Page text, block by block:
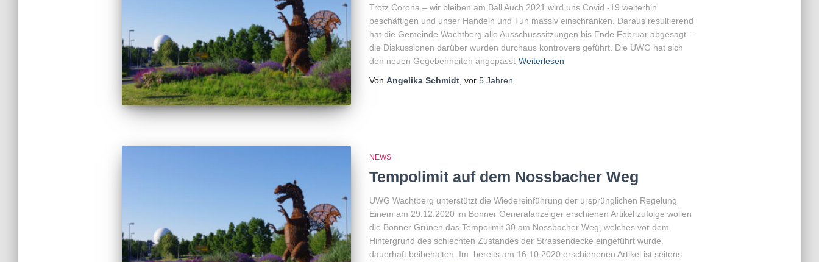
Trotz Corona – wir bleiben am Ball Auch 2021 wird uns Covid -19 weiterhin
beschäftigen und unser Handeln und Tun massiv einschränken. Daraus resultierend
hat die Gemeinde Wachtberg alle Ausschusssitzungen bis Ende Februar abgesagt –
die Diskussionen darüber wurden durchaus kontrovers geführt. Die UWG hat sich
den neuen Gegebenheiten angepasst Weiterlesen
Von Angelika Schmidt, vor 5 Jahren
NEWS
Tempolimit auf dem Nossbacher Weg
UWG Wachtberg unterstützt die Wiedereinführung der ursprünglichen Regelung
Einem am 29.12.2020 im Bonner Generalanzeiger erschienen Artikel zufolge wollen
die Bonner Grünen das Tempolimit 30 am Nossbacher Weg, welches vor dem
Hintergrund des schlechten Zustandes der Strassendecke eingeführt wurde,
dauerhaft beibehalten. Im bereits am 16.10.2020 erschienenen Artikel ist seitens